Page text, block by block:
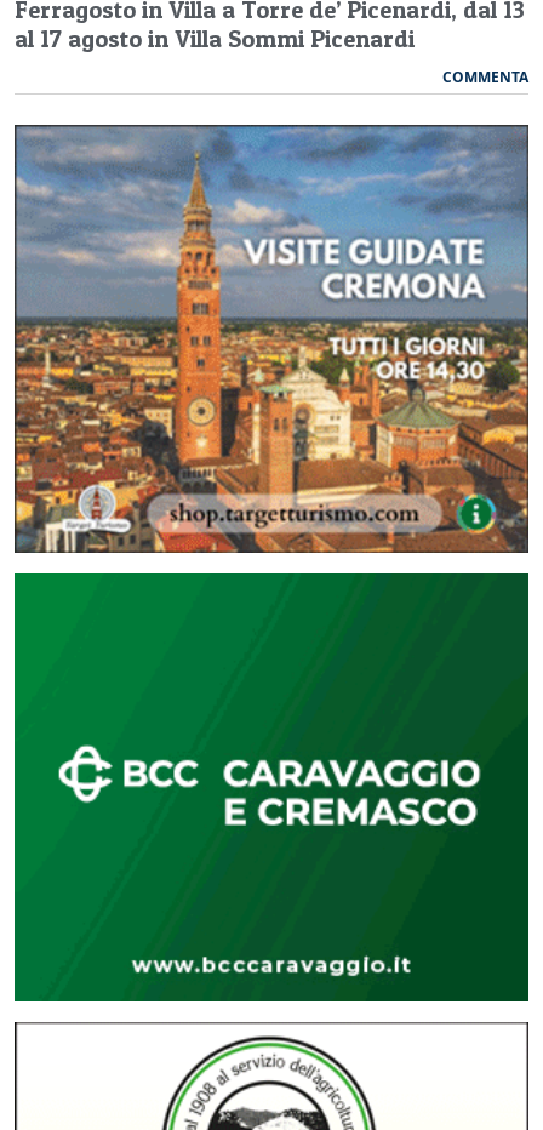
Ferragosto in Villa a Torre de’ Picenardi, dal 13
al 17 agosto in Villa Sommi Picenardi
COMMENTA